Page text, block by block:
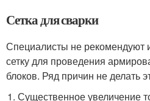
Сетка для сварки
Специалисты не рекомендуют
сетку для проведения
блоков. Ряд причин не делать
Существенное увеличение